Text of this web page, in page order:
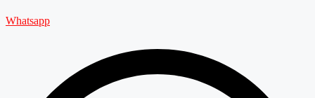
Whatsapp